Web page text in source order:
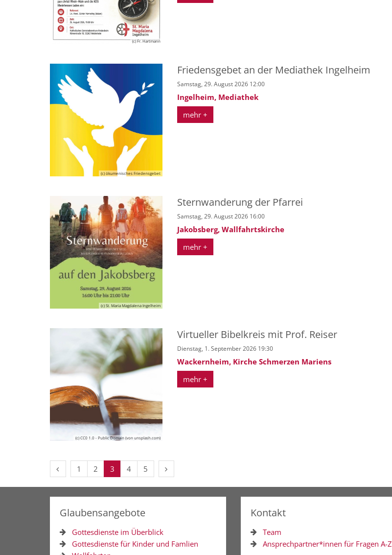
(c) Fr. Hartmann
(c) ökumenisches Friedensgebet
Friedensgebet an der Mediathek Ingelheim
Samstag, 29. August 2026 12:00
Ingelheim, Mediathek
mehr +
(c) St. Maria Magdalena Ingelheim
Sternwanderung der Pfarrei
Samstag, 29. August 2026 16:00
Jakobsberg, Wallfahrtskirche
mehr +
(c) CC0 1.0 - Public Domain (von unsplash.com)
Virtueller Bibelkreis mit Prof. Reiser
Dienstag, 1. September 2026 19:30
Wackernheim, Kirche Schmerzen Mariens
mehr +
Vorherige Seite
1 2 3 4 5 Nächste Seite
Glaubensangebote
Gottesdienste im Überblick
Gottesdienste für Kinder und Famlien
Kontakt
Team
Ansprechpartner*innen für Fragen A-Z